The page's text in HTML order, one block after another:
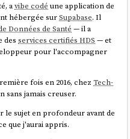
avibe codé une application de
hébergée surSupabase. Il
Données de Santé — il a
desservices certifiés HDS — et
pour l'accompagner
fois en 2016, chezTech-
sans jamais creuser.
le sujet en profondeur avant de
que j'aurai appris.